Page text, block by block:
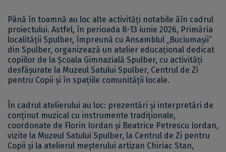
Până în toamnă au loc alte activități notabile ăîn cadrul
proiectului. Astfel, în perioada 8-13 iunie 2026, Primăria
localității Spulber, împreună cu Ansamblul „Buciumașii”
din Spulber, organizează un atelier educațional dedicat
copiilor de la Școala Gimnazială Spulber, cu activități
desfășurate la Muzeul Satului Spulber, Centrul de Zi
pentru Copii și în spațiile comunității locale.
În cadrul atelierului au loc: prezentări și interpretări de
conținut muzical cu instrumente tradiționale,
coordonate de Florin Iordan și Beatrice Petrescu Iordan,
vizite la Muzeul Satului Spulber, la Centrul de Zi pentru
Copii și la atelierul meșterului artizan Chiriac Stan,